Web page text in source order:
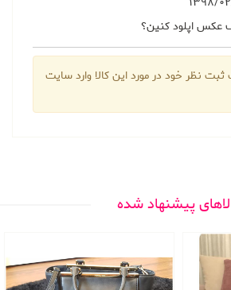
عكس اپلود كنين؟
نظر خود در مورد این کالا وارد سایت
پیشنهاد شده